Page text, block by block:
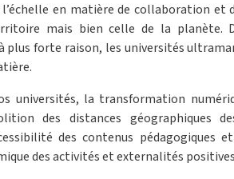
l’échelle en matière de collaboration et
mais bien celle de la planète.
plus forte raison, les universités
universités, la transformation
des distances géographiques
des contenus pédagogiques
des activités et externalités